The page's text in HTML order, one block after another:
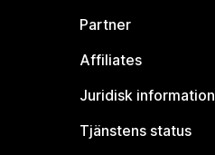
Partner
Affiliates
Juridisk information
Tjänstens status